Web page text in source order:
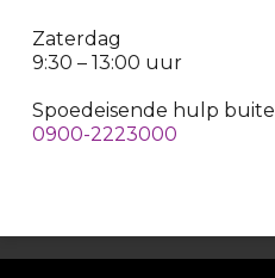
Zaterdag
9:30 – 13:00 uur
Spoedeisende hulp
0900-2223000